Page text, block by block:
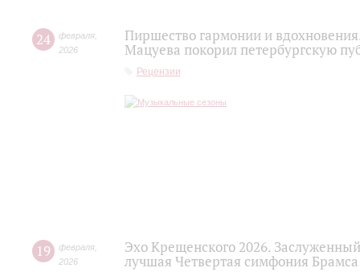
24 февраля
2026
Пиршество гармонии и
Мацуева покорил петербургскую
Рецензии
19 февраля
2026
Эхо Крещенского 2026.
лучшая Четвертая симфония Брамса